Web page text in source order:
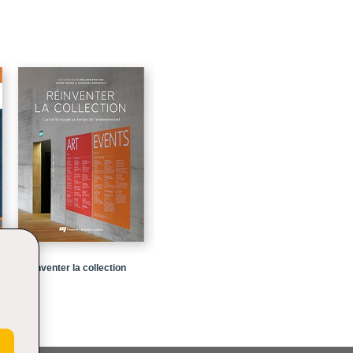
149
171
191
Réinventer la collection